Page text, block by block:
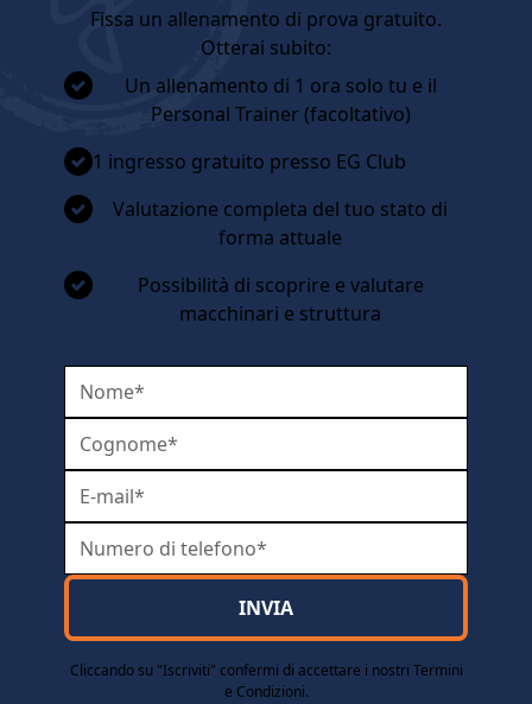
Fissa un allenamento di prova gratuito.
Otterai subito:
Un allenamento di 1 ora solo tu e il
Personal Trainer (facoltativo)
1 ingresso gratuito presso EG Club
Valutazione completa del tuo stato di
forma attuale
Possibilità di scoprire e valutare
macchinari e struttura
Cliccando su "Iscriviti" confermi di accettare i nostri Termini
e Condizioni.